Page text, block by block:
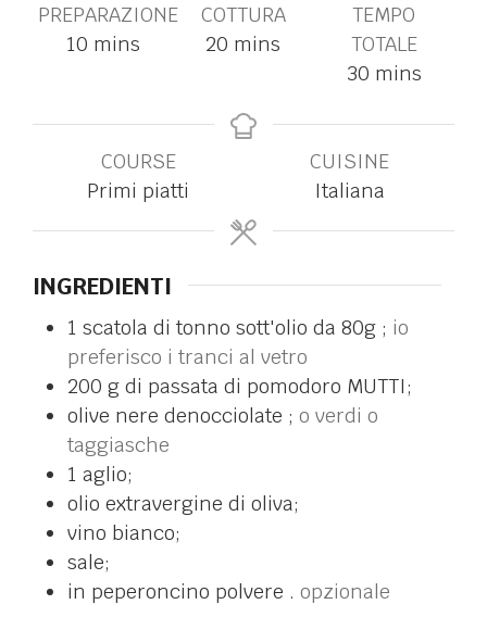
PREPARAZIONE
10 mins
COTTURA
20 mins
TEMPO
TOTALE
30 mins
COURSE
Primi piatti
CUISINE
Italiana
INGREDIENTI
1 scatola di tonno sott'olio da 80g ; io
preferisco i tranci al vetro
200 g di passata di pomodoro MUTTI;
olive nere denocciolate ; o verdi o
taggiasche
1 aglio;
olio extravergine di oliva;
vino bianco;
sale;
in peperoncino polvere . opzionale